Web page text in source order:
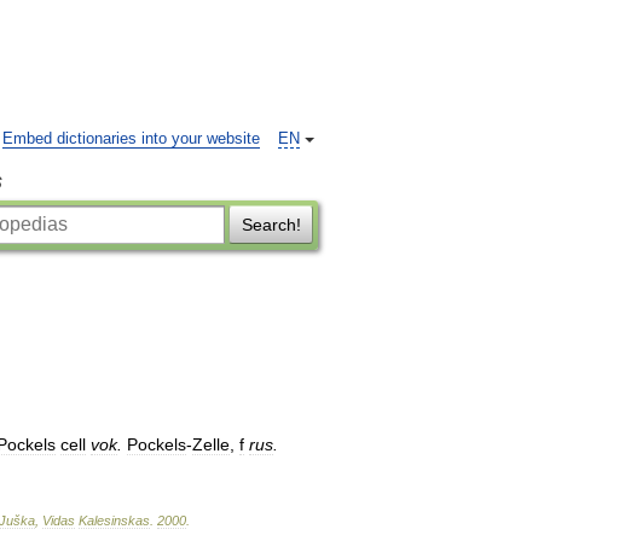
EN
Embed dictionaries into your website
Search!
cell vok. Pockels-Zelle f rus
Juška Vidas Kalesinskas 2000